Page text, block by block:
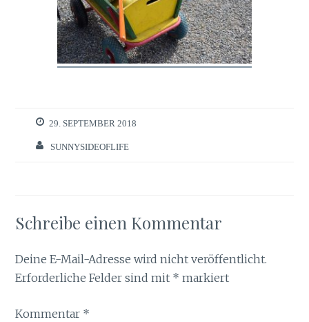
29. SEPTEMBER 2018
SUNNYSIDEOFLIFE
Schreibe einen Kommentar
Deine E-Mail-Adresse wird nicht veröffentlicht.
Erforderliche Felder sind mit * markiert
Kommentar *